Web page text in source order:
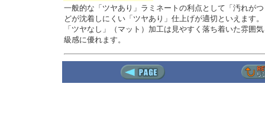
一般的な「ツヤあり」ラミネートの利点として「汚れが
どが沈着しにくい「ツヤあり」仕上げが適切といえます。
「ツヤなし」（マット）加工は見やすく落ち着いた雰囲
級感に優れます。